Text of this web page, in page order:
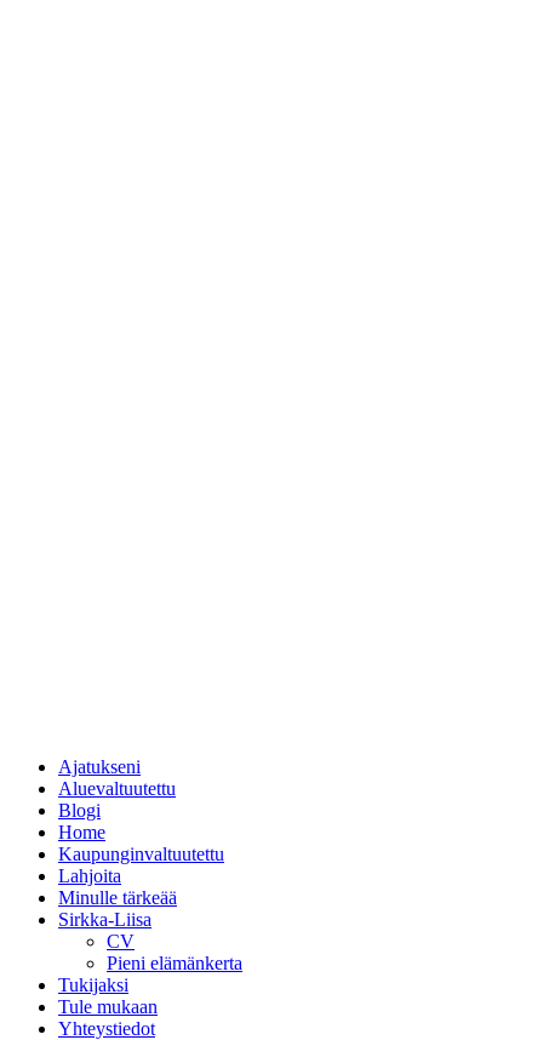
Ajatukseni
Aluevaltuutettu
Blogi
Home
Kaupunginvaltuutettu
Lahjoita
Minulle tärkeää
Sirkka-Liisa
CV
Pieni elämänkerta
Tukijaksi
Tule mukaan
Yhteystiedot